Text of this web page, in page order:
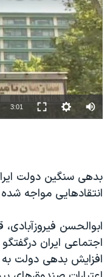
فرهنگ و زندگی
حقوق شهروندی
اقتصادی
علم و فناوری
اسرائیل در جنگ
گالری عکس
مستندها
انتخابات ریاست جمهوری
حمله جمهوری اسلامی به
رمز مهسا
ورزش زنان در ایران
اعتراضات زن، زندگی،
دادگاه حمید نوری
قانون شفافیت دارائی
اعتراضات مردمی آبان ۹۸
دنبال کنید
زبانهای مختلف
available
3:01
بدهی سنگین دولت
انتقادهایی مواجه
ابوالحسن فیروزآبادی،
اجتماعی ایران درگفتگو
افزایش بدهی دولت